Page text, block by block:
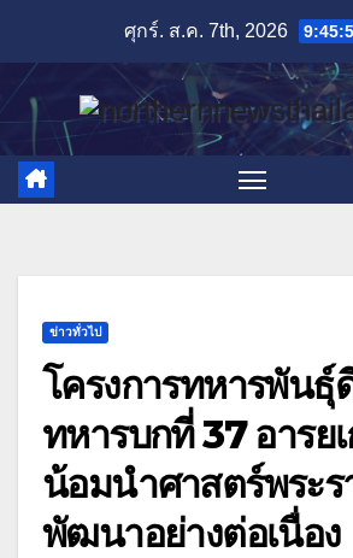
content
ศุกร์. ส.ค. 7th, 2026
ข่าวทั่วไป
โครงการทหารพัน
ทหารบกที่ 37 อารย
น้อมนำศาสตร์พระร
พัฒนาอย่างต่อเนื่อง